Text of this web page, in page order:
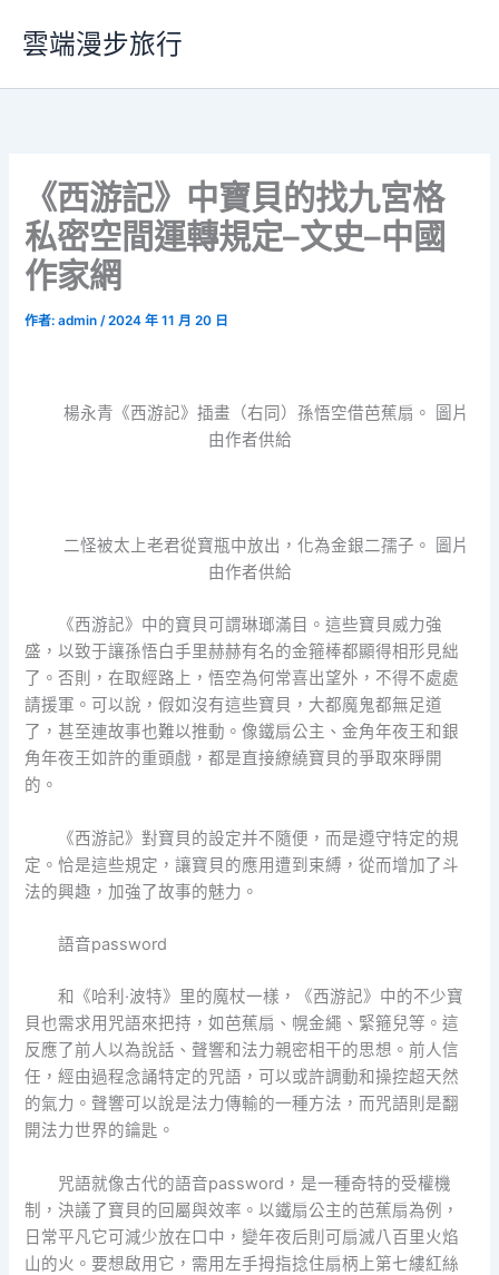
要
雲端漫步旅行
《西游記》中寶貝的找九宮格
私密空間運轉規定–文史–中國
作家網
作者:admin/2024 年 11 月 20 日
楊永青《西游記》插畫（右同）孫悟空借芭蕉扇。 圖片
由作者供給
二怪被太上老君從寶瓶中放出，化為金銀二孺子。 圖片
由作者供給
《西游記》中的寶貝可謂琳瑯滿目。這些寶貝威力強
盛，以致于讓孫悟白手里赫赫有名的金箍棒都顯得相形見絀
了。否則，在取經路上，悟空為何常喜出望外，不得不處處
請援軍。可以說，假如沒有這些寶貝，大都魔鬼都無足道
了，甚至連故事也難以推動。像鐵扇公主、金角年夜王和銀
角年夜王如許的重頭戲，都是直接繚繞寶貝的爭取來睜開
的。
《西游記》對寶貝的設定并不隨便，而是遵守特定的規
定。恰是這些規定，讓寶貝的應用遭到束縛，從而增加了斗
法的興趣，加強了故事的魅力。
語音password
和《哈利·波特》里的魔杖一樣，《西游記》中的不少寶
貝也需求用咒語來把持，如芭蕉扇、幌金繩、緊箍兒等。這
反應了前人以為說話、聲響和法力親密相干的思想。前人信
任，經由過程念誦特定的咒語，可以或許調動和操控超天然
的氣力。聲響可以說是法力傳輸的一種方法，而咒語則是翻
開法力世界的鑰匙。
咒語就像古代的語音password，是一種奇特的受權機
制，決議了寶貝的回屬與效率。以鐵扇公主的芭蕉扇為例，
日常平凡它可減少放在口中，變年夜后則可扇滅八百里火焰
山的火。要想啟用它，需用左手拇指捻住扇柄上第七縷紅絲